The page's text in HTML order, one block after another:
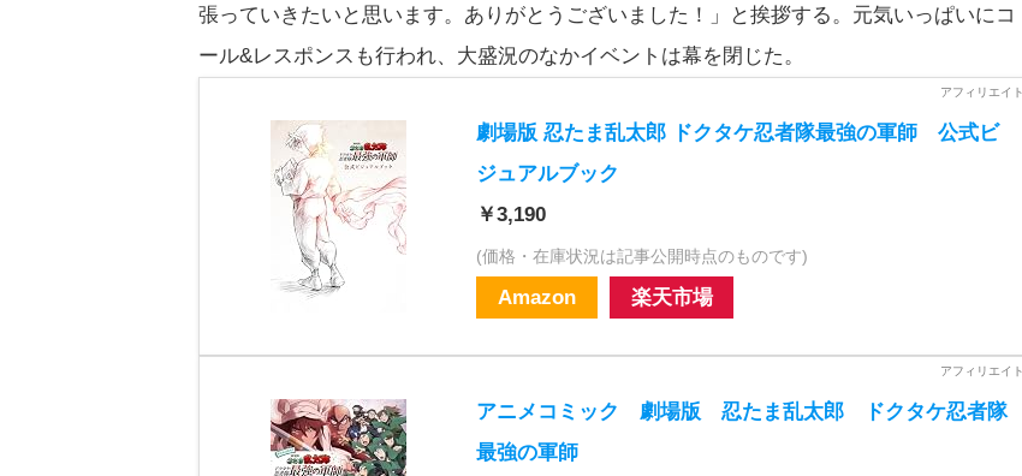
張っていきたいと思います。ありがとうございました！」と挨拶する。元気いっぱいにコ
ール&レスポンスも行われ、大盛況のなかイベントは幕を閉じた。
劇場版 忍たま乱太郎 ドクタケ忍者隊最強の軍師 公式ビ
ジュアルブック
￥3,190
(価格・在庫状況は記事公開時点のものです)
Amazon 楽天市場
アニメコミック 劇場版 忍たま乱太郎 ドクタケ忍者隊
最強の軍師